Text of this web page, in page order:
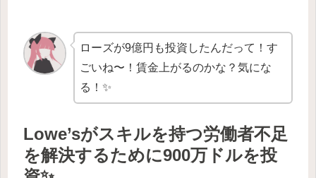
ローズが9億円も投資したんだって！す
ごいね〜！賃金上がるのかな？気にな
る！✨
Lowe’sがスキルを持つ労働者不足
を解決するために900万ドルを投